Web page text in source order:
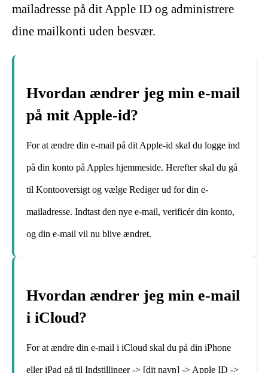
mailadresse på dit Apple ID og administrere
dine mailkonti uden besvær.
Hvordan ændrer jeg min e-mail
på mit Apple-id?
For at ændre din e-mail på dit Apple-id skal du logge ind
på din konto på Apples hjemmeside. Herefter skal du gå
til Kontooversigt og vælge Rediger ud for din e-
mailadresse. Indtast den nye e-mail, verificér din konto,
og din e-mail vil nu blive ændret.
Hvordan ændrer jeg min e-mail
i iCloud?
For at ændre din e-mail i iCloud skal du på din iPhone
eller iPad gå til Indstillinger -> [dit navn] -> Apple ID ->